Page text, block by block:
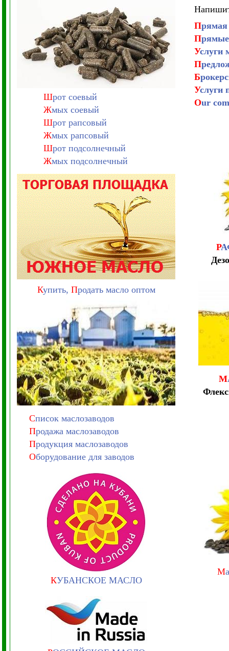
Шрот соевый
Жмых соевый
Шрот рапсовый
Жмых рапсовый
Шрот подсолнечный
Жмых подсолнечный
Купить, Продать масло оптом
Список маслозаводов
Продажа маслозаводов
Продукция маслозаводов
Оборудование для заводов
КУБАНСКОЕ МАСЛО
Прямая
Прямые
Услуги
П
Б
Услуги
Our
Р
М
М